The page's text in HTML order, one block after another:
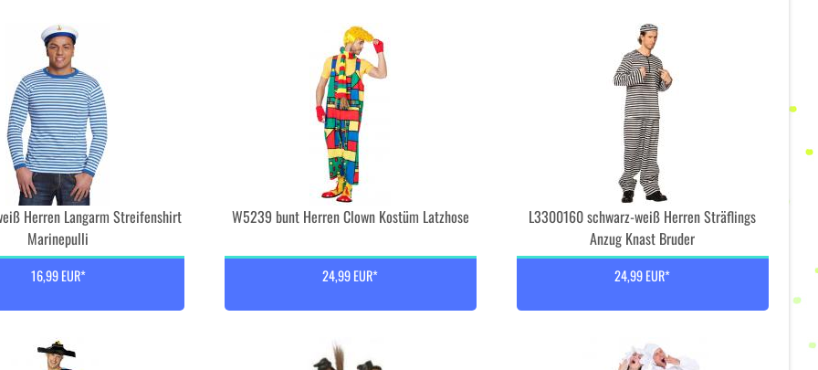
Herren Langarm Streifenshirt
Marinepulli
16,99 EUR*
W5239 bunt Herren Clown Kostüm Latzhose
24,99 EUR*
L3300160 schwarz-weiß Herren Sträflings
Anzug Knast Bruder
24,99 EUR*